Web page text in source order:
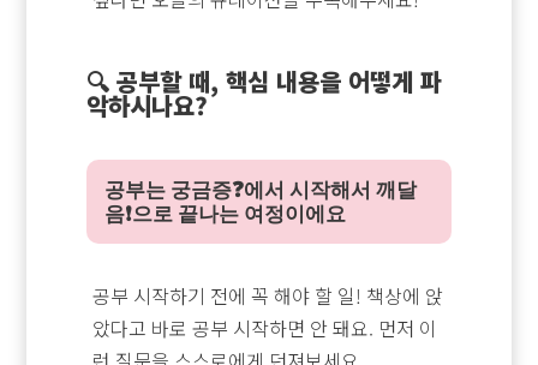
🔍 공부할 때, 핵심 내용을 어떻게 파
악하시나요?
공부는 궁금증❓에서 시작해서 깨달
음❗으로 끝나는 여정이에요
공부 시작하기 전에 꼭 해야 할 일! 책상에 앉
았다고 바로 공부 시작하면 안 돼요. 먼저 이